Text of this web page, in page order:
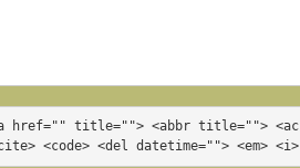
href="" title=""> <abbr title="">
<code> <del datetime=""> <em>